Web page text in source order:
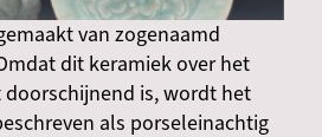
van zogenaamd
dit keramiek over het
is, wordt het
als porseleinachtig